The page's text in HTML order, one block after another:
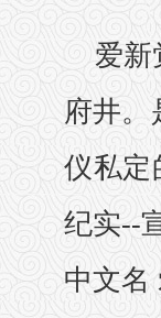
爱新
府井。
仪私定
纪实--
中文名